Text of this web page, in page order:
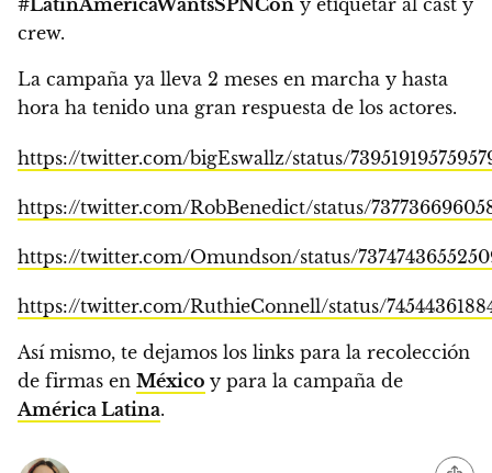
#LatinAmericaWantsSPNCon y etiquetar al cast y
crew.
La campaña ya lleva 2 meses en marcha y hasta
hora ha tenido una gran respuesta de los actores.
https://twitter.com/bigEswallz/status/
https://twitter.com/RobBenedict/status/
https://twitter.com/Omundson/status/
https://twitter.com/RuthieConnell/status/
Así mismo, te dejamos los links para la recolección
de firmas en México y para la campaña de
América Latina.